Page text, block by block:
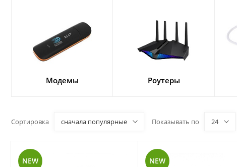
Модемы Роутеры
Сортировка сначала популярные Показывать по 24
NEW NEW